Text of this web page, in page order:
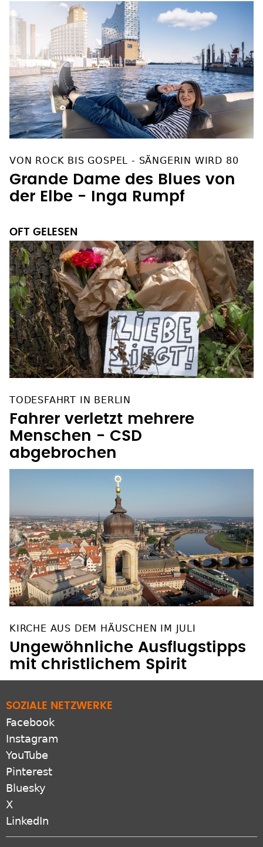
VON ROCK BIS GOSPEL - SÄNGERIN WIRD 80
Grande Dame des Blues von
der Elbe - Inga Rumpf
OFT GELESEN
TODESFAHRT IN BERLIN
Fahrer verletzt mehrere
Menschen - CSD
abgebrochen
KIRCHE AUS DEM HÄUSCHEN IM JULI
Ungewöhnliche Ausflugstipps
mit christlichem Spirit
SOZIALE NETZWERKE
Facebook
Instagram
YouTube
Pinterest
Bluesky
X